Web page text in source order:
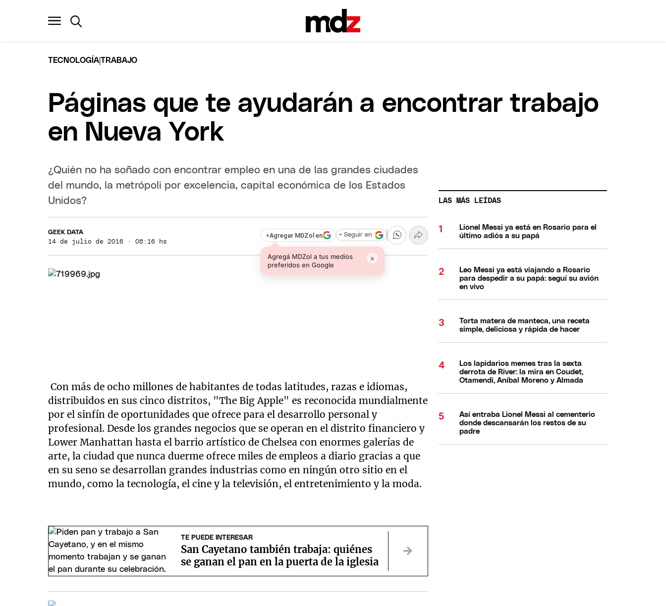
TECNOLOGÍA|TRABAJO
Páginas que te ayudarán a encontrar trabajo
en Nueva York
¿Quién no ha soñado con encontrar empleo en una de las grandes ciudades
del mundo, la metrópoli por excelencia, capital económica de los Estados
Unidos?
GEEK DATA
14 de julio de 2016 · 08:16 hs
+Agregar MDZol en
Agregá MDZol a tus medios
preferidos en Google
×
+ Seguir en
Con más de ocho millones de habitantes de todas latitudes, razas e idiomas,
distribuidos en sus cinco distritos, "The Big Apple" es reconocida mundialmente
por el sinfín de oportunidades que ofrece para el desarrollo personal y
profesional. Desde los grandes negocios que se operan en el distrito financiero y
Lower Manhattan hasta el barrio artístico de Chelsea con enormes galerías de
arte, la ciudad que nunca duerme ofrece miles de empleos a diario gracias a que
en su seno se desarrollan grandes industrias como en ningún otro sitio en el
mundo, como la tecnología, el cine y la televisión, el entretenimiento y la moda.
TE PUEDE INTERESAR
San Cayetano también trabaja: quiénes
se ganan el pan en la puerta de la iglesia
LAS MÁS LEÍDAS
Lionel Messi ya está en Rosario para el
último adiós a su papá
Leo Messi ya está viajando a Rosario
para despedir a su papá: seguí su avión
en vivo
Torta matera de manteca, una receta
simple, deliciosa y rápida de hacer
Los lapidarios memes tras la sexta
derrota de River: la mira en Coudet,
Otamendi, Aníbal Moreno y Almada
Así entraba Lionel Messi al cementerio
donde descansarán los restos de su
padre